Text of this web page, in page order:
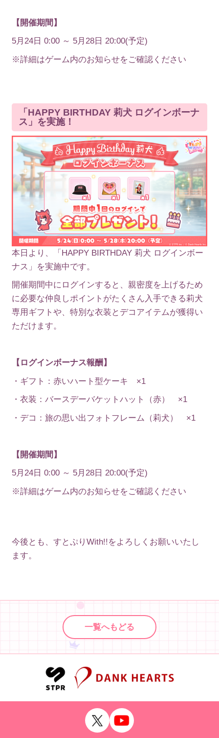
【開催期間】
5月24日 0:00 ～ 5月28日 20:00(予定)
※詳細はゲーム内のお知らせをご確認ください
「HAPPY BIRTHDAY 莉犬 ログインボーナ
ス」を実施！
本日より、「HAPPY BIRTHDAY 莉犬 ログインボー
ナス」を実施中です。
開催期間中にログインすると、親密度を上げるため
に必要な仲良しポイントがたくさん入手できる莉犬
専用ギフトや、特別な衣装とデコアイテムが獲得い
ただけます。
【ログインボーナス報酬】
・ギフト：赤いハート型ケーキ ×1
・衣装：バースデーバケットハット（赤） ×1
・デコ：旅の思い出フォトフレーム（莉犬） ×1
【開催期間】
5月24日 0:00 ～ 5月28日 20:00(予定)
※詳細はゲーム内のお知らせをご確認ください
今後とも、すとぷりWith!!をよろしくお願いいたし
ます。
一覧へもどる